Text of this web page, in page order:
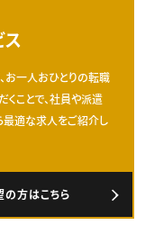
お一人おひとりの転職
くことで、社員や派遣
最適な求人をご紹介し
方はこちら